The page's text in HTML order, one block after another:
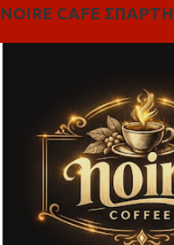
NOIRE CAFE ΣΠΑΡΤΗ